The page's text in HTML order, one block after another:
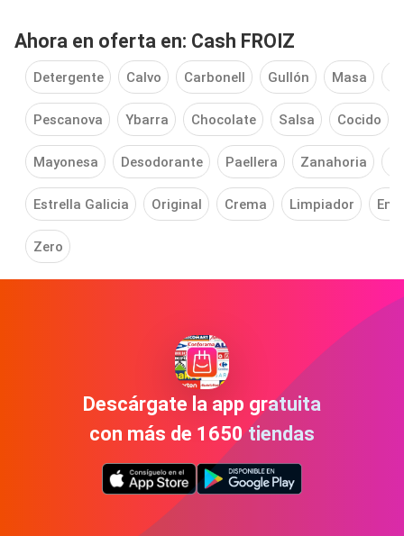
Ahora en oferta en: Cash FROIZ
Detergente Calvo Carbonell Gullón Masa
Pescanova Ybarra Chocolate Salsa Cocido
Mayonesa Desodorante Paellera Zanahoria
Estrella Galicia Original Crema Limpiador
Zero
Descárgate la app gratuita
con más de 1650 tiendas